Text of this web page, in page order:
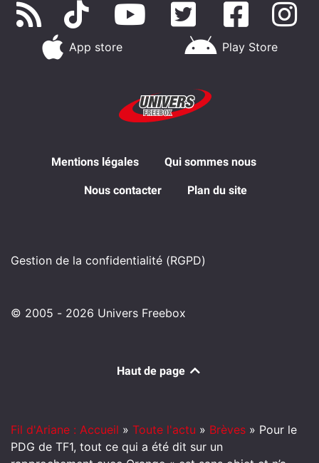
App store Play Store
Mentions légales Qui sommes nous
Nous contacter Plan du site
Gestion de la confidentialité (RGPD)
© 2005 - 2026 Univers Freebox
Haut de page
Fil d'Ariane : Accueil » Toute l'actu » Brèves » Pour le
PDG de TF1, tout ce qui a été dit sur un